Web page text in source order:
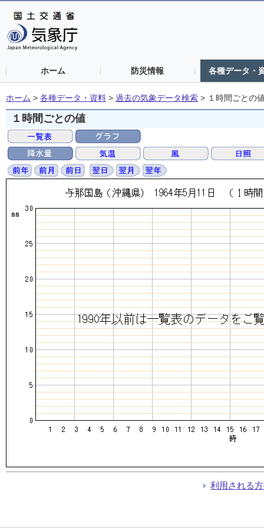
ホーム 防災情報 各種データ・
ホーム > 各種データ・資料 > 過去の気象データ検索 > １時間ごとの
１時間ごとの値
利用される